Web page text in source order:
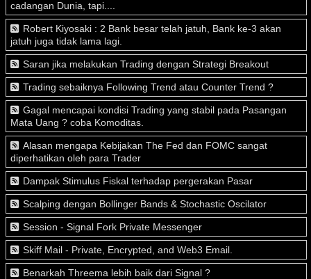
cadangan Dunia, tapi....
Robert Kiyosaki : 2 Bank besar telah jatuh, Bank ke-3 akan
jatuh juga tidak lama lagi.
Saran jika melakukan Trading dengan Strategi Breakout
Trading sebaiknya Following Trend atau Counter Trend ?
Gagal mencapai kondisi Trading yang stabil pada Pasangan
Mata Uang ? coba Komoditas.
Alasan mengapa Kebijakan The Fed dan FOMC sangat
diperhatikan oleh para Trader
Dampak Stimulus Fiskal terhadap pergerakan Pasar
Scalping dengan Bollinger Bands & Stochastic Oscilator
Session - Signal Fork Private Messenger
Skiff Mail - Private, Encrypted, and Web3 Email.
Benarkah Threema lebih baik dari Signal ?